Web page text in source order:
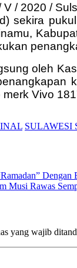
/ 2020 /
sekira
oleh
Vivo
SULAWESI
Dengan
Musi Rawas
yang wajib